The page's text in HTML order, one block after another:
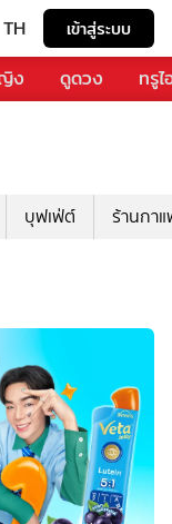
TH เข้าสู่ระบบ
ง ดูดวง ทรู
บุฟเฟ่ต์ ร้านกา